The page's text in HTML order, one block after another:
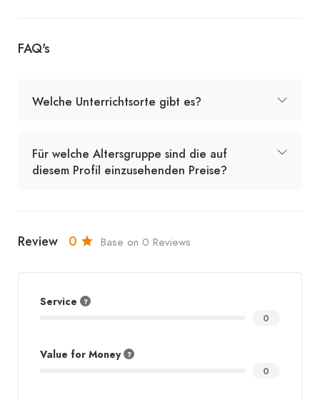
FAQ's
Welche Unterrichtsorte gibt es?
Für welche Altersgruppe sind die auf
diesem Profil einzusehenden Preise?
Review 0 Base on 0 Reviews
Service
0
Value for Money
0